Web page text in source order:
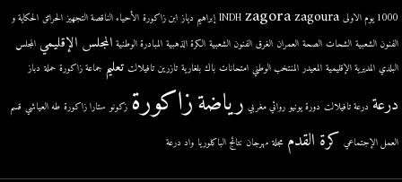
1000 يوم الاولى INDH zagora zagoura إبراهيم دياز ابن زاكورة الأحياء الناقصة التجهيز الحرائق الحكاية و
الفنون الشعبية الشحات الصحة العمران الغرق الفنون الشعبية الكرة الذهبية المبادرة الوطنية المجلس الإقليمي المجلس
البلدي المديرية الإقليمية المعيدر المنتخب الوطني امتحانات باك بلغارية تازرين تافيلالت تعليم جماعة زاكورة حملة دباز
درعة درعة تافيلالت دورة يونيو روائي مغربي رياضةزاكورة زكونو ستارا زاكورة طه العياشي قسم
العمل الإجتماعي كرة القدم مجلة مهرجان نتائج الباكلوريا واد درعة